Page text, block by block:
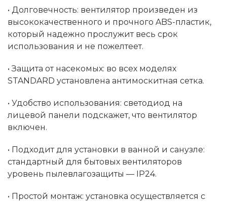
• Долговечность: вентилятор произведен из
высококачественного и прочного ABS-пластик,
который надежно прослужит весь срок
использования и не пожелтеет.
• Защита от насекомых: во всех моделях
STANDARD установлена антимоскитная сетка.
• Удобство использования: светодиод на
лицевой панели подскажет, что вентилятор
включен.
• Подходит для установки в ванной и санузле:
стандартный для бытовых вентиляторов
уровень пылевлагозащиты — IP24.
• Простой монтаж: установка осуществляется с